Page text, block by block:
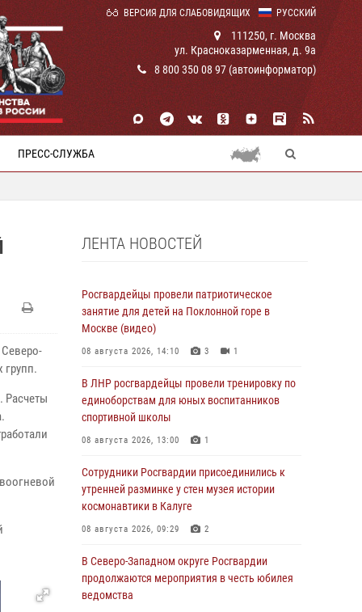
РУССКИЙ
ВЕРСИЯ ДЛЯ СЛАБОВИДЯЩИХ
111250, г. Москва
ул. Красноказарменная, д. 9а
8 800 350 08 97 (автоинформатор)
ПРЕСС-СЛУЖБА
групп.
Расчеты
ЛЕНТА НОВОСТЕЙ
Росгвардейцы провели патриотическое
занятие для детей на Поклонной горе в
Москве (видео)
08 августа 2026, 14:10 3 1
В ЛНР росгвардейцы провели тренировку по
единоборствам для юных воспитанников
спортивной школы
08 августа 2026, 13:00 1
Сотрудники Росгвардии присоединились к
утренней разминке у стен музея истории
космонавтики в Калуге
08 августа 2026, 09:29 2
В Северо-Западном округе Росгвардии
продолжаются мероприятия в честь юбилея
ведомства